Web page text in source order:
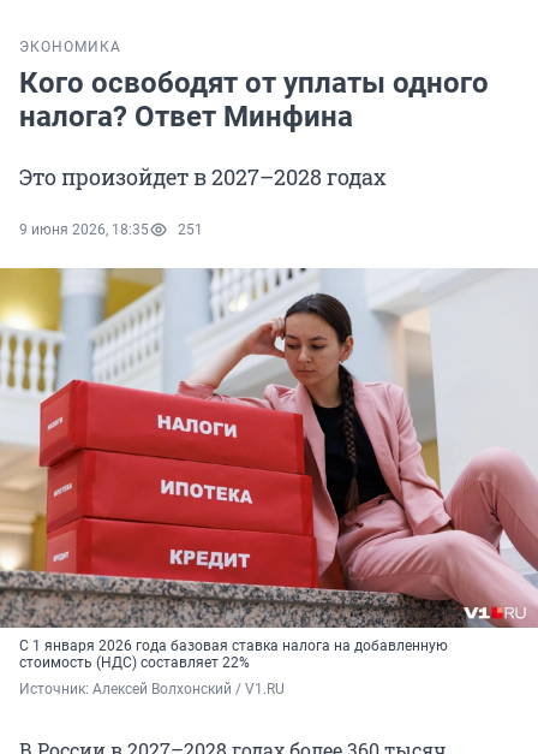
ЭКОНОМИКА
Кого освободят от уплаты одного
налога? Ответ Минфина
Это произойдет в 2027–2028 годах
9 июня 2026, 18:35 251
С 1 января 2026 года базовая ставка налога на добавленную
стоимость (НДС) составляет 22%
Источник: Алексей Волхонский / V1.RU